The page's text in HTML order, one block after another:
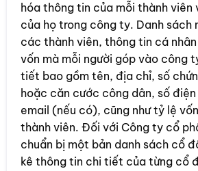
hóa thông tin của mỗi thành viên
của họ trong công ty. Danh sách
các thành viên, thông tin cá
vốn mà mỗi người góp vào công
tiết bao gồm tên, địa chỉ, số
hoặc căn cước công dân, số
email (nếu có), cũng như tỷ lệ
thành viên. Đối với Công ty cổ
chuẩn bị một bản danh sách cổ
kê thông tin chi tiết của từng cổ